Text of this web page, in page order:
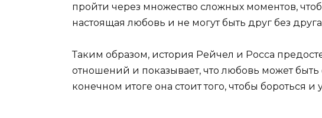
пройти через множество сложных моментов,
настоящая любовь и не могут быть друг без
Таким образом, история Рейчел и Росса
отношений и показывает, что любовь может
конечном итоге она стоит того, чтобы бороться и